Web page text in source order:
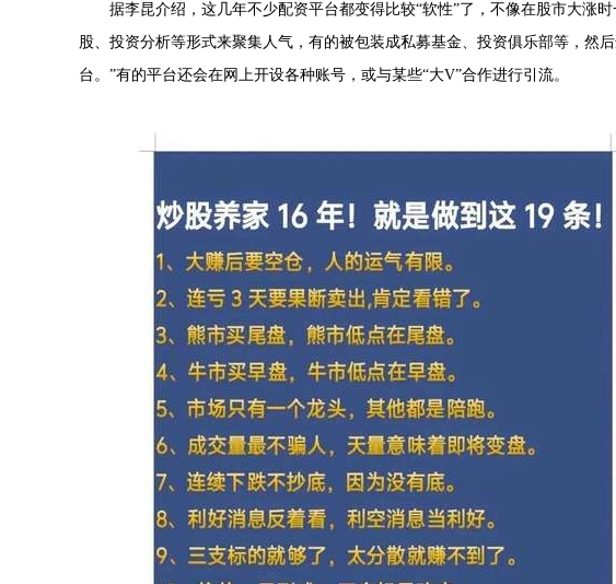
据李昆介绍，这几年不少配资平台都变得比较“软性”了，不像在股市大涨
股、投资分析等形式来聚集人气，有的被包装成私募基金、投资俱乐部等，然
台。”有的平台还会在网上开设各种账号，或与某些“大V”合作进行引流。